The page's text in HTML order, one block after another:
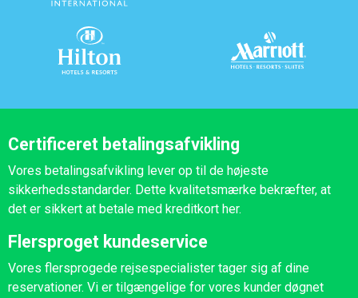
Certificeret betalingsafvikling
Vores betalingsafvikling lever op til de højeste
sikkerhedsstandarder. Dette kvalitetsmærke bekræfter, at
det er sikkert at betale med kreditkort her.
Flersproget kundeservice
Vores flersprogede rejsespecialister tager sig af dine
reservationer. Vi er tilgængelige for vores kunder døgnet